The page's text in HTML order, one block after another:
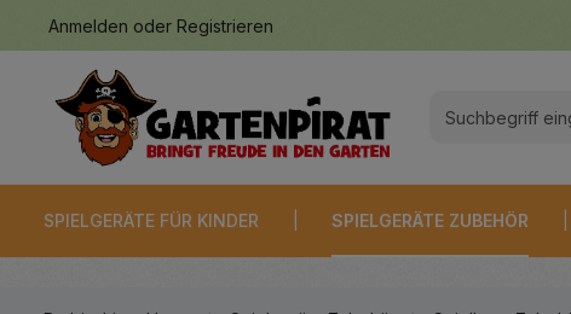
Zur Hauptnavigation springen
Anmelden oder Registrieren
SPIELGERÄTE FÜR KINDER SPIELGERÄTE ZUBEHÖR